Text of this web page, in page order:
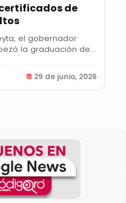
de
el gobernador
la graduación de
29 de junio, 2026